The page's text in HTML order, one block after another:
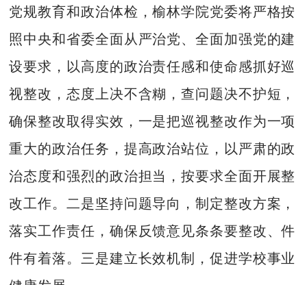
党规教育和政治体检，榆林学院党委将严格按
照中央和省委全面从严治党、全面加强党的建
设要求，以高度的政治责任感和使命感抓好巡
视整改，态度上决不含糊，查问题决不护短，
确保整改取得实效，一是把巡视整改作为一项
重大的政治任务，提高政治站位，以严肃的政
治态度和强烈的政治担当，按要求全面开展整
改工作。二是坚持问题导向，制定整改方案，
落实工作责任，确保反馈意见条条要整改、件
件有着落。三是建立长效机制，促进学校事业